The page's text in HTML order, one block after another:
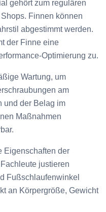
gehört zum regulären
Finnen können
abgestimmt werden.
der Finne eine
Optimierung zu.
Wartung, um
am
und der Belag im
Maßnahmen
Eigenschaften der
justieren
Fußschlaufenwinkel
an Körpergröße, Gewicht